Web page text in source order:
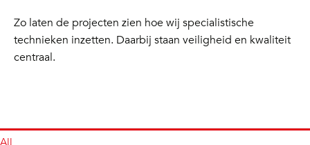
Zo laten de projecten zien hoe wij specialistische
technieken inzetten. Daarbij staan veiligheid en kwaliteit
centraal.